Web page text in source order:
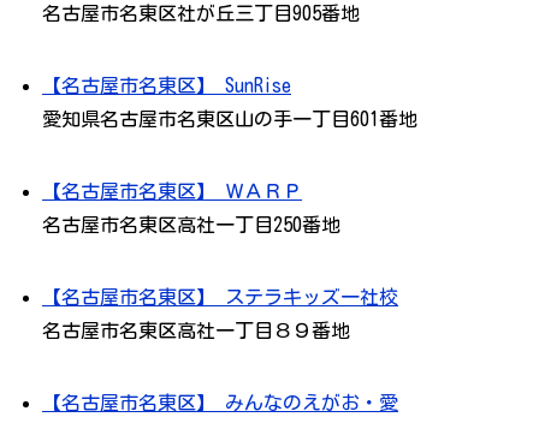
名古屋市名東区社が丘三丁目905番地
【名古屋市名東区】 SunRise
愛知県名古屋市名東区山の手一丁目601番地
【名古屋市名東区】 ＷＡＲＰ
名古屋市名東区高社一丁目250番地
【名古屋市名東区】 ステラキッズ一社校
名古屋市名東区高社一丁目８９番地
【名古屋市名東区】 みんなのえがお・愛